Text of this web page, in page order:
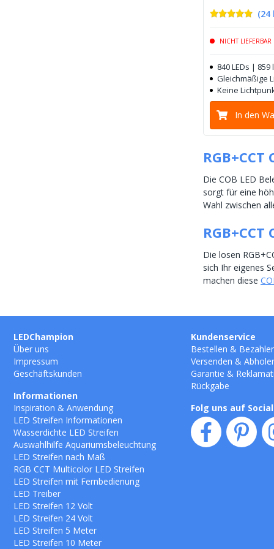
(24
NICHT LIEFERBAR
840 LEDs |
Gleichmäßige
Keine
In den
RGB+CCT
Die COB LED
sorgt für eine
Wahl zwischen
Die losen
sich Ihr eigenes
machen diese
LEDChampion
Über uns
Impressum
Geschäftskunden
Informationen
Inspiration & Anwendung
LED Streifen Informationen
Wasserdichte LED Streifen
Auswahlhilfe Aquariumsbeleuchtung
LED Streifen nach Maß
RGB CCT Multicolor LED Streifen
LED Streifen mit Fernbedienung
LED Treiber
LED Streifen 12 Volt
LED Streifen 24 Volt
LED Streifen 5 Meter
LED Streifen 10 Meter
Kundenservice
Bestellen &
Versenden &
Garantie &
Rückgabe
Folg uns auf